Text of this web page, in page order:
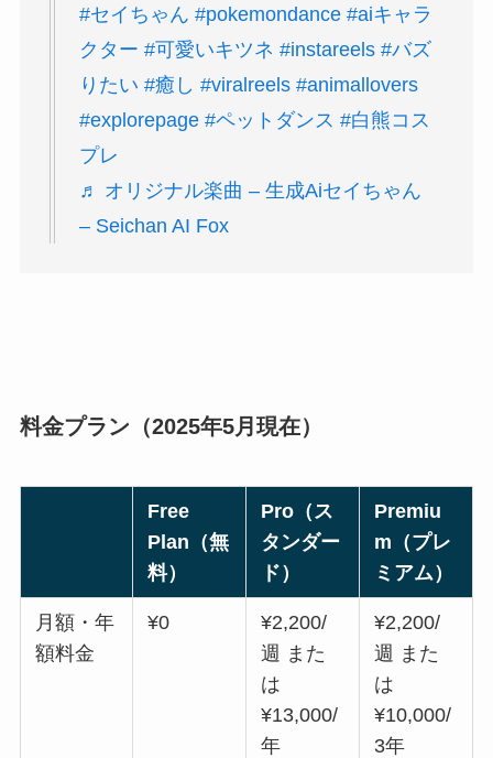
#セイちゃん #pokemondance #aiキャラ
クター #可愛いキツネ #instareels #バズ
りたい #癒し #viralreels #animallovers
#explorepage #ペットダンス #白熊コス
プレ
♬ オリジナル楽曲 – 生成Aiセイちゃん
– Seichan AI Fox
料金プラン（2025年5月現在）
Free
Plan（無
料）
Pro（ス
タンダー
ド）
Premiu
m（プレ
ミアム）
月額・年
額料金
¥0
¥2,200/
週 また
は
¥13,000/
年
¥2,200/
週 また
は
¥10,000/
3年